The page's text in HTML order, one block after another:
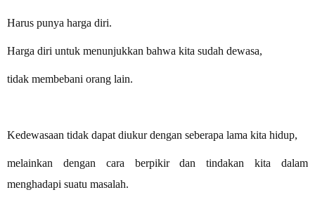
Harus punya harga diri.
Harga diri untuk menunjukkan bahwa kita sudah dewasa,
tidak membebani orang lain.
Kedewasaan tidak dapat diukur dengan seberapa lama kita hidup,
melainkan dengan cara berpikir dan tindakan kita dalam
menghadapi suatu masalah.